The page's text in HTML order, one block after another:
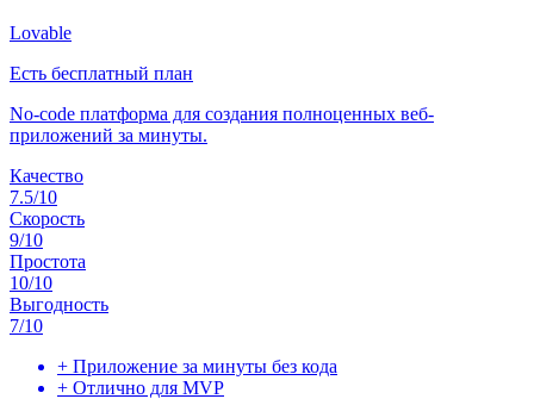
Lovable
Есть бесплатный план
No-code платформа для создания полноценных веб-
приложений за минуты.
Качество
7.5/10
Скорость
9/10
Простота
10/10
Выгодность
7/10
+ Приложение за минуты без кода
+ Отлично для MVP